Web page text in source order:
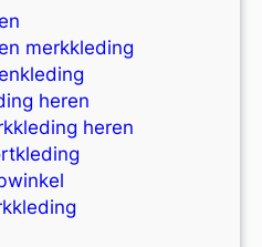
merkkleding
heren
heren